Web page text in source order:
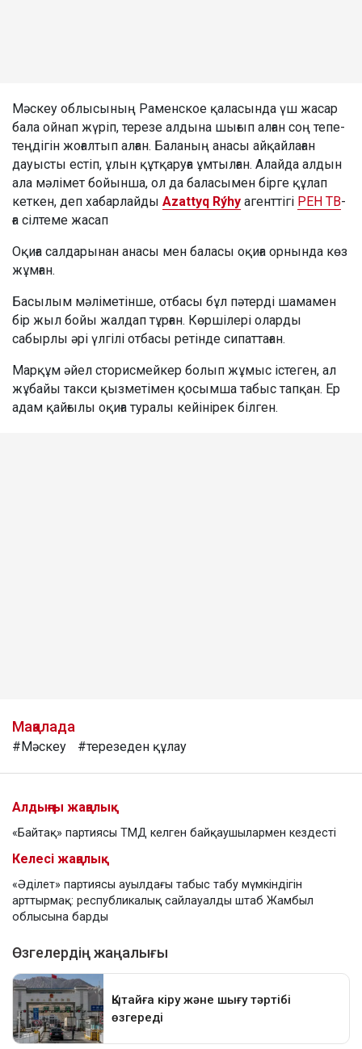
Мәскеу облысының Раменское қаласында үш жасар
бала ойнап жүріп, терезе алдына шығып алған соң тепе-
теңдігін жоғалтып алған. Баланың анасы айқайлаған
дауысты естіп, ұлын құтқаруға ұмтылған. Алайда алдын
ала мәлімет бойынша, ол да баласымен бірге құлап
кеткен, деп хабарлайды Azattyq Rýhy агенттігі РЕН ТВ-
ға сілтеме жасап
Оқиға салдарынан анасы мен баласы оқиға орнында көз
жұмған.
Басылым мәліметінше, отбасы бұл пәтерді шамамен
бір жыл бойы жалдап тұрған. Көршілері оларды
сабырлы әрі үлгілі отбасы ретінде сипаттаған.
Марқұм әйел сторисмейкер болып жұмыс істеген, ал
жұбайы такси қызметімен қосымша табыс тапқан. Ер
адам қайғылы оқиға туралы кейінірек білген.
Мақалада
#Мәскеу #терезеден құлау
Алдыңғы жаңалық
«Байтақ» партиясы ТМД келген байқаушылармен кездесті
Келесі жаңалық
«Әділет» партиясы ауылдағы табыс табу мүмкіндігін
арттырмақ: республикалық сайлауалды штаб Жамбыл
облысына барды